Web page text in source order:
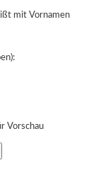
mit Vornamen
Vorschau